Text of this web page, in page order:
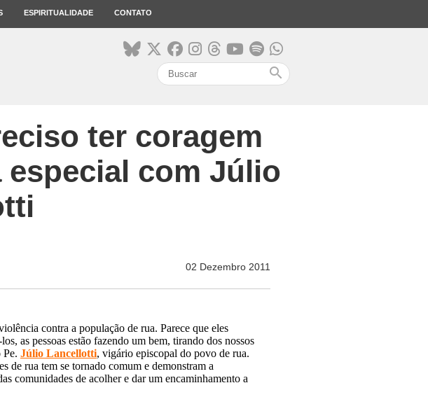
ESPIRITUALIDADE CONTATO
search
ter coragem
com Júlio
02 Dezembro 2011
contra a população de rua. Parece que eles
as pessoas estão fazendo um bem, tirando dos nossos
Júlio Lancellotti, vigário episcopal do povo de rua.
de rua tem se tornado comum e demonstram a
comunidades de acolher e dar um encaminhamento a